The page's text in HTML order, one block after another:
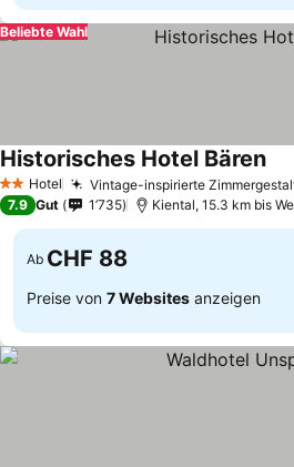
Beliebte Wahl
2 Sterne
Hotel Vintage-inspirierte
Historisches Hotel Bären
7.9 Gut 1’735 Kiental, 15.3 km bis
Ab CHF 88
Preise von 7 Websites anzeigen